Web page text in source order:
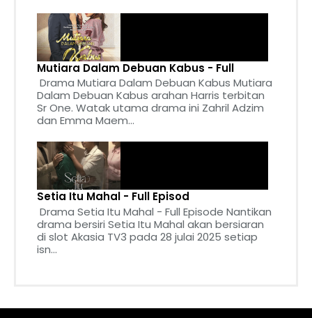
Mutiara Dalam Debuan Kabus - Full
Drama Mutiara Dalam Debuan Kabus Mutiara
Dalam Debuan Kabus arahan Harris terbitan
Sr One. Watak utama drama ini Zahril Adzim
dan Emma Maem...
Setia Itu Mahal - Full Episod
Drama Setia Itu Mahal - Full Episode Nantikan
drama bersiri Setia Itu Mahal akan bersiaran
di slot Akasia TV3 pada 28 julai 2025 setiap
isn...